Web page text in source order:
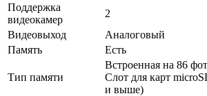
Поддержка
видеокамер
2
Видеовыход
Аналоговый
Память
Есть
Тип памяти
Встроенная на 86
Слот для карт
и выше)